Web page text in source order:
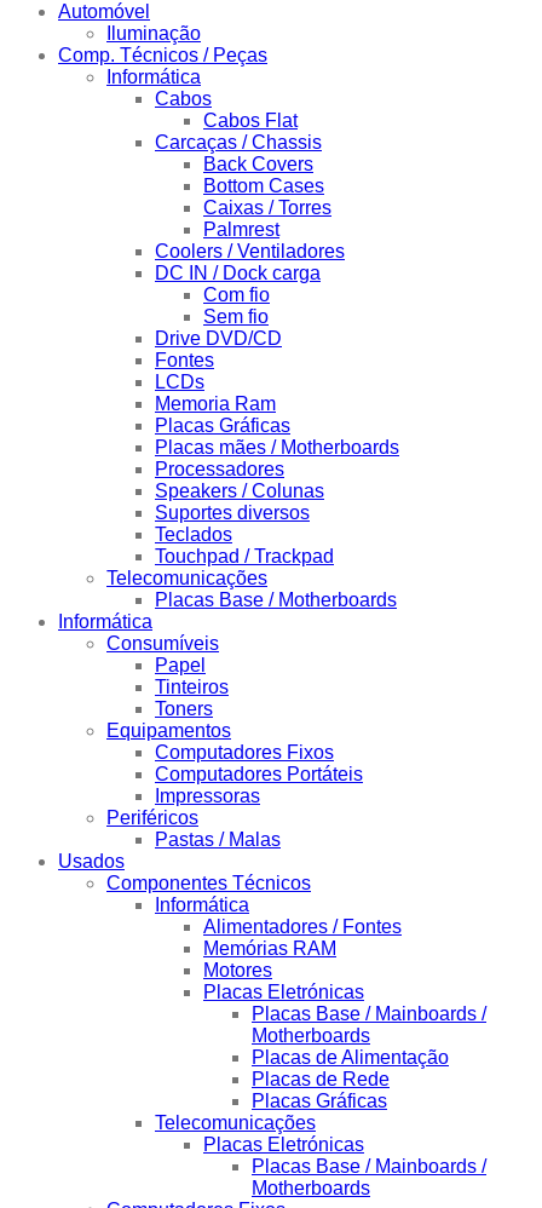
Automóvel
Iluminação
Comp. Técnicos / Peças
Informática
Cabos
Cabos Flat
Carcaças / Chassis
Back Covers
Bottom Cases
Caixas / Torres
Palmrest
Coolers / Ventiladores
DC IN / Dock carga
Com fio
Sem fio
Drive DVD/CD
Fontes
LCDs
Memoria Ram
Placas Gráficas
Placas mães / Motherboards
Processadores
Speakers / Colunas
Suportes diversos
Teclados
Touchpad / Trackpad
Telecomunicações
Placas Base / Motherboards
Informática
Consumíveis
Papel
Tinteiros
Toners
Equipamentos
Computadores Fixos
Computadores Portáteis
Impressoras
Periféricos
Pastas / Malas
Usados
Componentes Técnicos
Informática
Alimentadores / Fontes
Memórias RAM
Motores
Placas Eletrónicas
Placas Base / Mainboards /
Motherboards
Placas de Alimentação
Placas de Rede
Placas Gráficas
Telecomunicações
Placas Eletrónicas
Placas Base / Mainboards /
Motherboards